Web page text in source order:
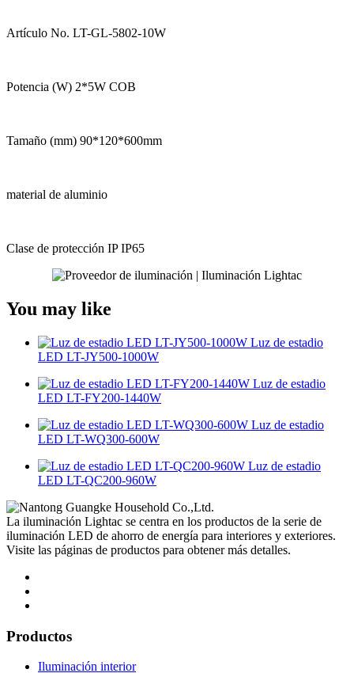
Artículo No. LT-GL-5802-10W
Potencia (W) 2*5W COB
Tamaño (mm) 90*120*600mm
material de aluminio
Clase de protección IP IP65
You may like
Luz de estadio
LED LT-JY500-1000W
Luz de estadio
LED LT-FY200-1440W
Luz de estadio
LED LT-WQ300-600W
Luz de estadio
LED LT-QC200-960W
La iluminación Lightac se centra en los productos de la serie de
iluminación LED de ahorro de energía para interiores y exteriores.
Visite las páginas de productos para obtener más detalles.
Productos
Iluminación interior